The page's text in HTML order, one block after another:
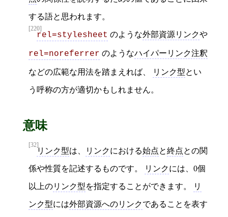
する語と思われます。
[220]
rel=stylesheet のような外部資源リンクや
rel=noreferrer のようなハイパーリンク注釈
などの広範な用法を踏まえれば、 リンク型とい
う呼称の方が適切かもしれません。
意味
[32]
リンク型は、 リンクにおける始点と終点との関
係や性質を記述するものです。 リンクには、0個
以上のリンク型を指定することができます。 リ
ンク型には外部資源へのリンクであることを表す